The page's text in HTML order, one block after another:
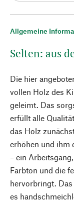
Allgemeine
Selten: aus
Die hier
vollen Holz des
geleimt. Das
erfüllt alle
das Holz
erhöhen und ihm
– ein
Farbton und die
hervorbringt.
es